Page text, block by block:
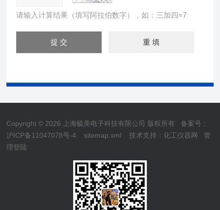
请输入计算结果（填写阿拉伯数字），如：三加四=7
Copyright © 2026 上海毓美电子科技有限公司 版权所有 备案号：
沪ICP备11047078号-4
sitemap.xml 技术支持：化工仪器网
管
理登陆